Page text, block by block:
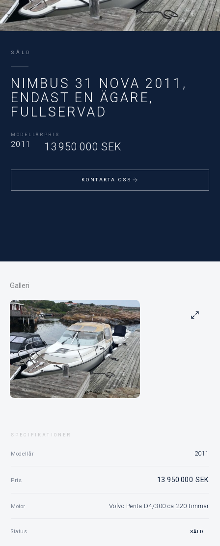
SÅLD
NIMBUS 31 NOVA 2011,
ENDAST EN ÄGARE,
FULLSERVAD
MODELLÅR
2011
PRIS
13 950 000 SEK
KONTAKTA OSS
Galleri
SPECIFIKATIONER
Modellår 2011
Pris 13 950 000 SEK
Motor Volvo Penta D4/300 ca 220 timmar
Status SÅLD